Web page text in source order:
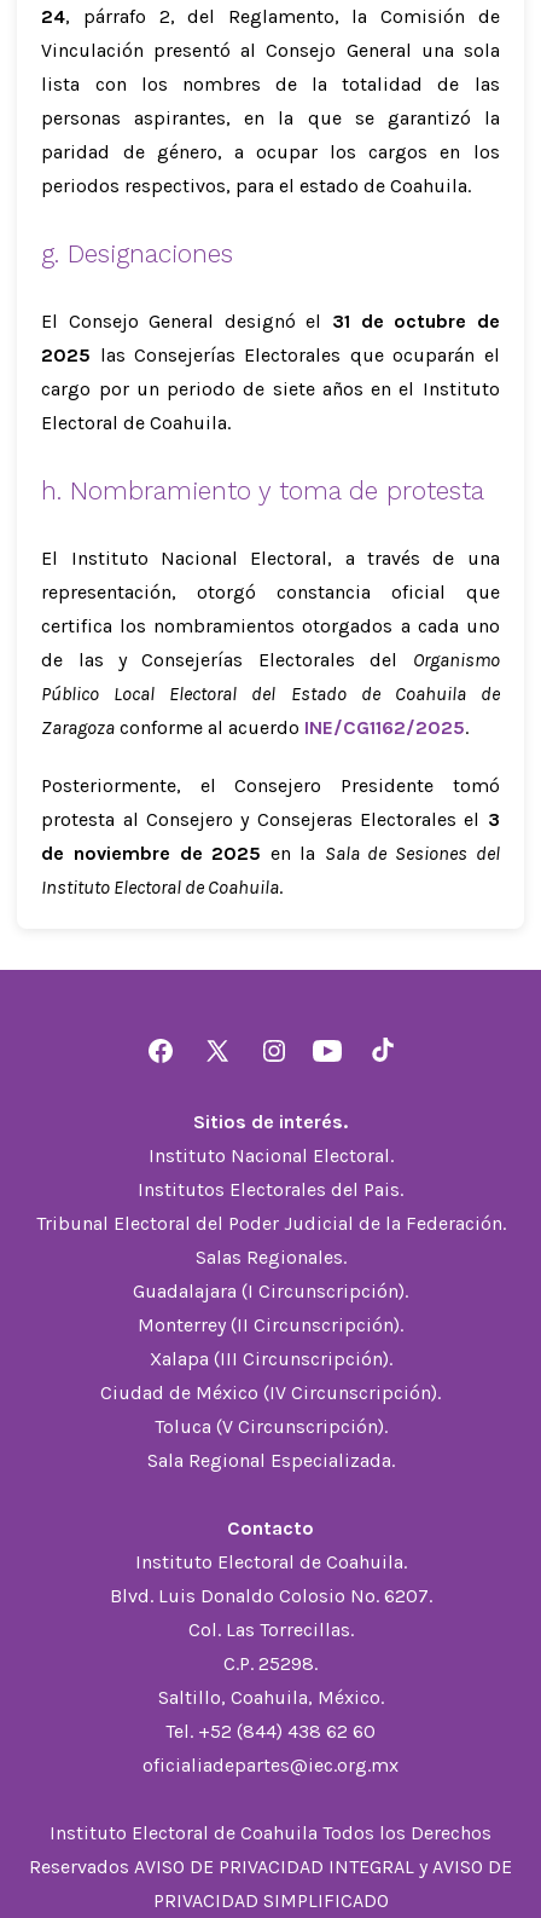
24, párrafo 2, del Reglamento, la Comisión de
Vinculación presentó al Consejo General una sola
lista con los nombres de la totalidad de las
personas aspirantes, en la que se garantizó la
paridad de género, a ocupar los cargos en los
periodos respectivos, para el estado de Coahuila.
g. Designaciones
El Consejo General designó el 31 de octubre de
2025 las Consejerías Electorales que ocuparán el
cargo por un periodo de siete años en el Instituto
Electoral de Coahuila.
h. Nombramiento y toma de protesta
El Instituto Nacional Electoral, a través de una
representación, otorgó constancia oficial que
certifica los nombramientos otorgados a cada uno
de las y Consejerías Electorales del Organismo
Público Local Electoral del Estado de Coahuila de
Zaragoza conforme al acuerdo INE/CG1162/2025.
Posteriormente, el Consejero Presidente tomó
protesta al Consejero y Consejeras Electorales el 3
de noviembre de 2025 en la Sala de Sesiones del
Instituto Electoral de Coahuila.
Abrir
una
nueva
pestaña
Abrir
en
una
nueva
pestaña
Abrir
en
una
nueva
pestaña
Abrir
en
una
nueva
pestaña
Abrir
una
nueva
pestaña
Sitios de interés.
Instituto Nacional Electoral.
Institutos Electorales del Pais.
Tribunal Electoral del Poder Judicial de la Federación.
Salas Regionales.
Guadalajara (I Circunscripción).
Monterrey (II Circunscripción).
Xalapa (III Circunscripción).
Ciudad de México (IV Circunscripción).
Toluca (V Circunscripción).
Sala Regional Especializada.
Contacto
Instituto Electoral de Coahuila.
Blvd. Luis Donaldo Colosio No. 6207.
Col. Las Torrecillas.
C.P. 25298.
Saltillo, Coahuila, México.
Tel. +52 (844) 438 62 60
oficialiadepartes@iec.org.mx
Instituto Electoral de Coahuila Todos los Derechos
Reservados AVISO DE PRIVACIDAD INTEGRAL y AVISO DE
PRIVACIDAD SIMPLIFICADO